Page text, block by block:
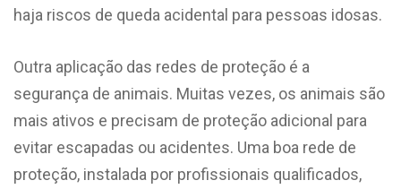
haja riscos de queda acidental para pessoas idosas.
Outra aplicação das redes de proteção é a
segurança de animais. Muitas vezes, os animais são
mais ativos e precisam de proteção adicional para
evitar escapadas ou acidentes. Uma boa rede de
proteção, instalada por profissionais qualificados,